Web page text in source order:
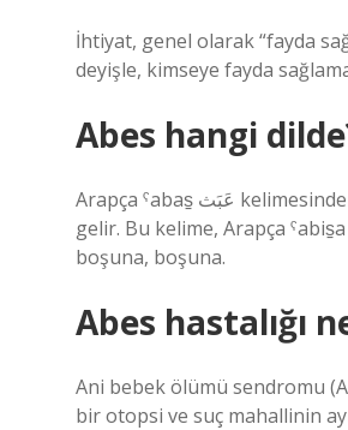
İhtiyat, genel olarak “fayda
deyişle, kimseye fayda
Abes hangi
Arapça ˁabas̠ عَبَث kelimesinden ödünç alınmış bir kelimedir ve “dikkati dağıtmak, zaman kaybetmek” anlamına
gelir. Bu kelime, Arapça ˁabis̠a عَبِثَ fiilinin etken seste “oyalanmak” fiilinin infinitive halidir. boşuna (isim):
boşuna, boşuna.
Abes hastalığı
Ani bebek ölümü sendromu
bir otopsi ve suç mahallinin